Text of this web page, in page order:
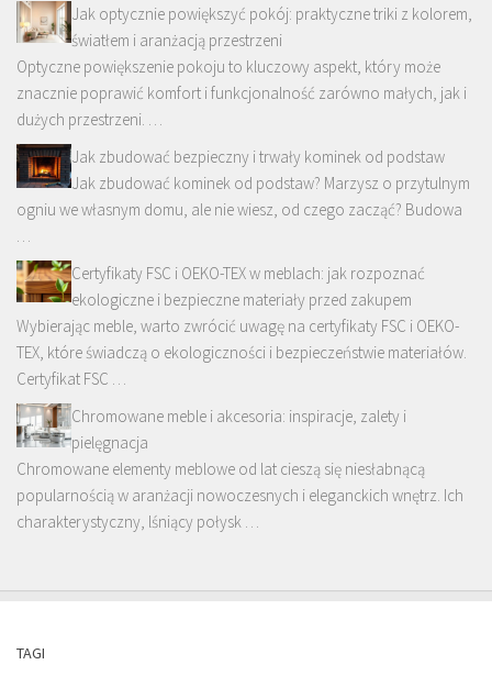
Jak optycznie powiększyć pokój: praktyczne triki z kolorem,
światłem i aranżacją przestrzeni
Optyczne powiększenie pokoju to kluczowy aspekt, który może
znacznie poprawić komfort i funkcjonalność zarówno małych, jak i
dużych przestrzeni. …
Jak zbudować bezpieczny i trwały kominek od podstaw
Jak zbudować kominek od podstaw? Marzysz o przytulnym
ogniu we własnym domu, ale nie wiesz, od czego zacząć? Budowa
…
Certyfikaty FSC i OEKO-TEX w meblach: jak rozpoznać
ekologiczne i bezpieczne materiały przed zakupem
Wybierając meble, warto zwrócić uwagę na certyfikaty FSC i OEKO-
TEX, które świadczą o ekologiczności i bezpieczeństwie materiałów.
Certyfikat FSC …
Chromowane meble i akcesoria: inspiracje, zalety i
pielęgnacja
Chromowane elementy meblowe od lat cieszą się niesłabnącą
popularnością w aranżacji nowoczesnych i eleganckich wnętrz. Ich
charakterystyczny, lśniący połysk …
TAGI